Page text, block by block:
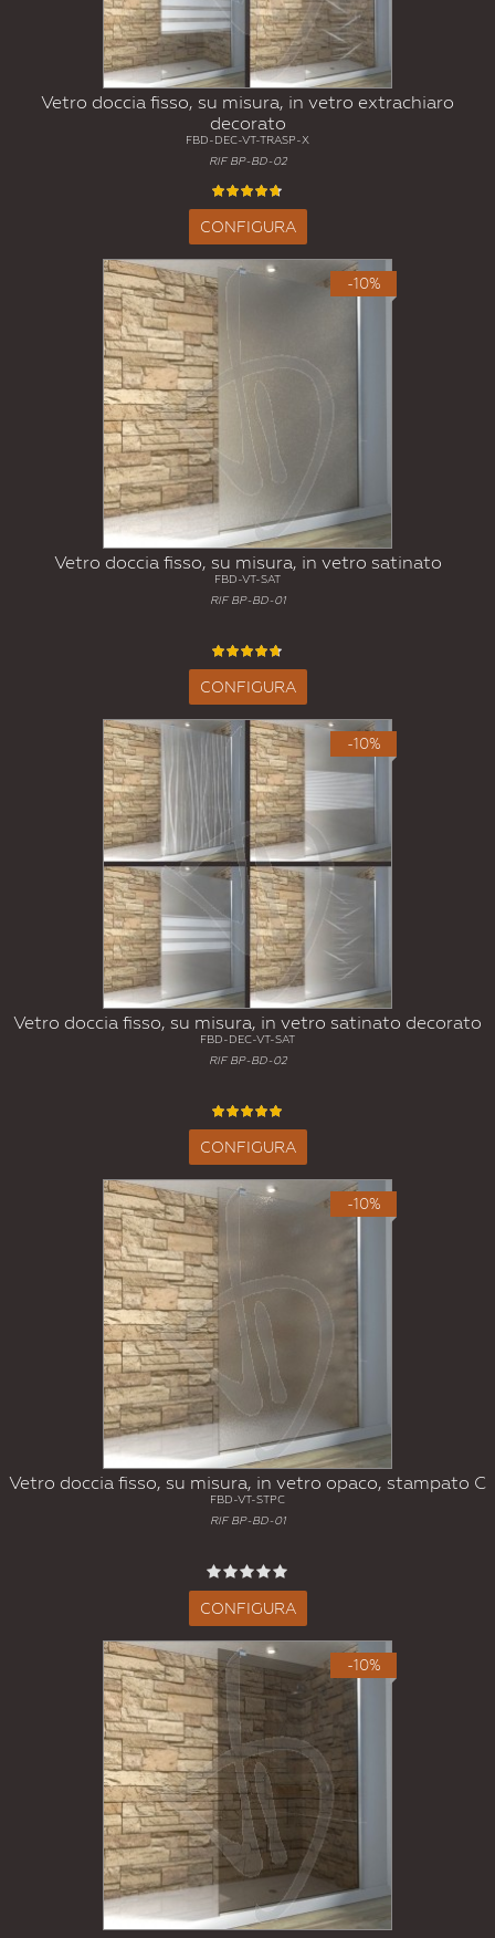
Vetro doccia fisso, su misura, in vetro extrachiaro
decorato
FBD-DEC-VT-TRASP-X
RIF BP-BD-02
CONFIGURA
-10%
Vetro doccia fisso, su misura, in vetro satinato
FBD-VT-SAT
RIF BP-BD-01
CONFIGURA
-10%
Vetro doccia fisso, su misura, in vetro satinato decorato
FBD-DEC-VT-SAT
RIF BP-BD-02
CONFIGURA
-10%
Vetro doccia fisso, su misura, in vetro opaco, stampato C
FBD-VT-STPC
RIF BP-BD-01
CONFIGURA
-10%